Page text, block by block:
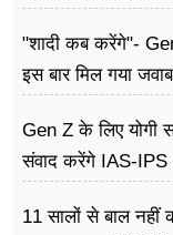
"शादी कब करेंगे"-
इस बार मिल गया
Gen Z के लिए योगी
संवाद करेंगे IAS-IPS
11 सालों से बाल नहीं